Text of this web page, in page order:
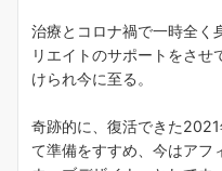
治療とコロナ禍で一時全く
リエイトのサポートをさせ
けられ今に至る。
奇跡的に、復活できた
て準備をすすめ、今はアフ